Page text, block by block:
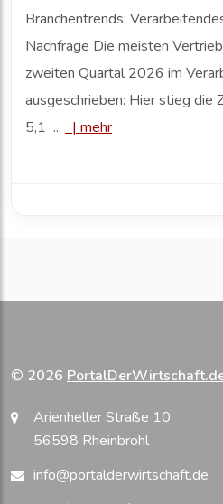
Branchentrends:
Nachfrage Die meisten
zweiten Quartal 2026 im
ausgeschrieben: Hier stieg die
5,1 ...
| mehr
© 2026
Arienheller Straße 10
56598 Rheinbrohl
info@portalderwirtschaft.de